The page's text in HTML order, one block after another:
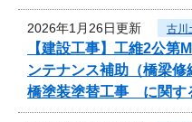
2026年1月26日更新 古川
【建設工事】工維2公
ンテナンス補助（橋梁
橋塗装塗替工事 に関す